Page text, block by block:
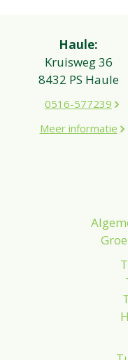
Haule:
Kruisweg 36
8432 PS Haule
0516-577239
Meer informatie